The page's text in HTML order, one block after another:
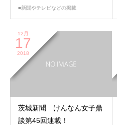
■新聞やテレビなどの掲載
12月
17
2018
茨城新聞 けんなん女子鼎
談第45回連載！